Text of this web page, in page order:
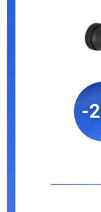
-